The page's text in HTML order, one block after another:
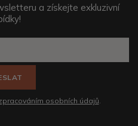
a získejte exkluzivní
osobních údajů